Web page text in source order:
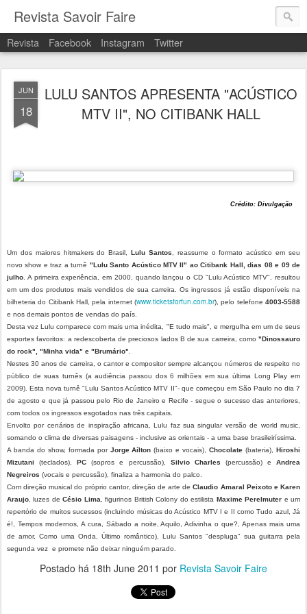
Revista Savoir Faire
Revista Facebook Instagram Twitter
JUN
18
LULU SANTOS APRESENTA "ACÚSTICO
MTV II", NO CITIBANK HALL
Crédito: Divulgação
Um dos maiores hitmakers do Brasil,Lulu Santos , reassume o formato acústico em seu
novo show e traz a turnê "Lulu Santo Acústico MTV II" ao Citibank Hall, dias 08 e 09 de
julho . A primeira experiência, em 2000, quando lançou o CD "Lulu Acústico MTV", resultou
em um dos produtos mais vendidos de sua carreira. Os ingressos já estão disponíveis na
bilheteria do Citibank Hall, pela internet (www.ticketsforfun.com.br), pelo telefone 4003-5588
e nos demais pontos de vendas do país.
Desta vez Lulu comparece com mais uma inédita, "E tudo mais", e mergulha em um de seus
esportes favoritos: a redescoberta de preciosos lados B de sua carreira, como "Dinossauro
do rock", "Minha vida" e "Brumário"
Nestes 30 anos de carreira, o cantor e compositor sempre alcançou números de respeito no
público de suas turnês (a audiência passou dos 6 milhões em sua última Long Play em
2009). Esta nova turnê "Lulu Santos Acústico MTV II"- que começou em São Paulo no dia 7
de agosto e que já passou pelo Rio de Janeiro e Recife - segue o sucesso das anteriores,
com todos os ingressos esgotados nas três capitais.
Envolto por cenários de inspiração africana, Lulu faz sua singular versão de world music,
somando o clima de diversas paisagens - inclusive as orientais - a uma base brasileiríssima.
A banda do show, formada por Jorge Aílton (baixo e vocais),Chocolate (bateria),Hiroshi
Mizutani (teclados), PC (sopros e percussão), Silvio Charles (percussão) eAndrea
Negreiros (vocais e percussão), finaliza a harmonia do palco.
Com direção musical do próprio cantor, direção de arte deClaudio Amaral Peixoto e Karen
Araujo , luzes deCésio Lima , figurinos British Colony do estilista Maxime Perelmuter e um
repertório de muitos sucessos (incluindo músicas do Acústico MTV I e II como Tudo azul, Já
é!, Tempos modernos, A cura, Sábado a noite, Aquilo, Adivinha o que?, Apenas mais uma
de amor, Como uma Onda, Último romântico), Lulu Santos "despluga" sua guitarra pela
segunda vez e promete não deixar ninguém parado.
Postado há 18th June 2011 por Revista Savoir Faire